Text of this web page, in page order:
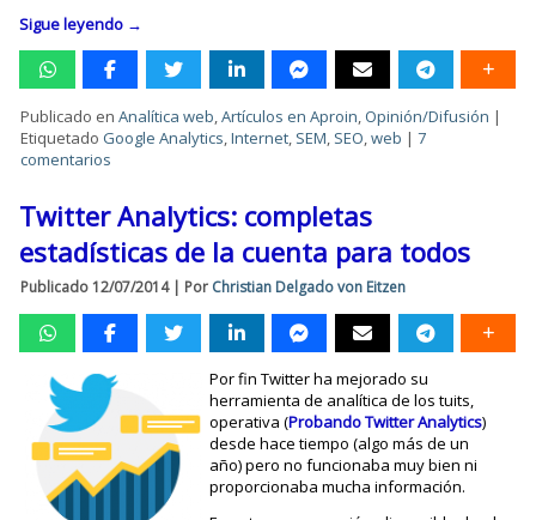
Sigue leyendo →
Publicado en Analítica web,Artículos en Aproin, Opinión/Difusión |
Etiquetado Google Analytics,Internet, SEM, SEO,web |7
comentarios
Twitter Analytics: completas
estadísticas de la cuenta para todos
Publicado 12/07/2014| Por Christian Delgado von Eitzen
Por fin Twitter ha mejorado su
herramienta de analítica de los tuits,
operativa (Probando Twitter Analytics)
desde hace tiempo (algo más de un
año) pero no funcionaba muy bien ni
proporcionaba mucha información.